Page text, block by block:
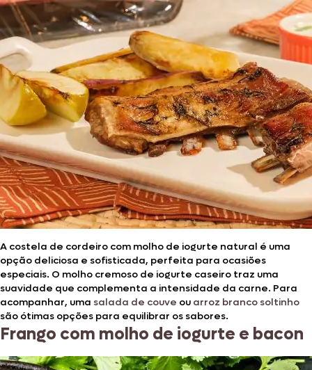
A costela de cordeiro com molho de iogurte natural é uma
opção deliciosa e sofisticada, perfeita para ocasiões
especiais. O molho cremoso de iogurte caseiro traz uma
suavidade que complementa a intensidade da carne. Para
acompanhar, uma salada de couve ou arroz branco soltinho
são ótimas opções para equilibrar os sabores.
Frango com molho de iogurte e bacon